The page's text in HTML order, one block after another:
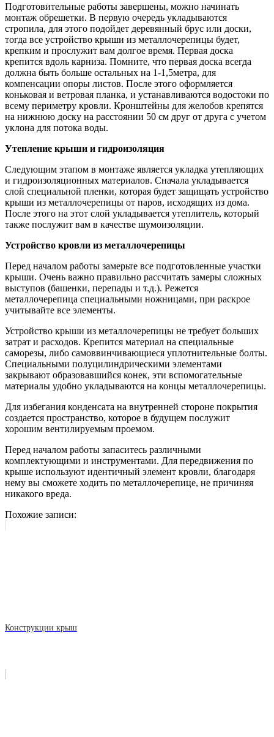
Подготовительные работы завершены, можно начинать
монтаж обрешетки. В первую очередь укладываются
стропила, для этого подойдет деревянный брус или доски,
тогда все устройство крыши из металлочерепицы будет,
крепким и прослужит вам долгое время. Первая доска
крепится вдоль карниза. Помните, что первая доска всегда
должна быть больше остальных на 1-1,5метра, для
компенсации опоры листов. После этого оформляется
коньковая и ветровая планка, и устанавливаются водостоки по
всему периметру кровли. Кронштейны для желобов крепятся
на нижнюю доску на расстоянии 50 см друг от друга с учетом
уклона для потока воды.
Утепление крыши и гидроизоляция
Следующим этапом в монтаже является укладка утепляющих
и гидроизоляционных материалов. Сначала укладывается
слой специальной пленки, которая будет защищать устройство
крыши из металлочерепицы от паров, исходящих из дома.
После этого на этот слой укладывается утеплитель, который
также послужит вам в качестве шумоизоляции.
Устройство кровли из металлочерепицы
Перед началом работы замерьте все подготовленные участки
крыши. Очень важно правильно рассчитать замеры сложных
выступов (башенки, перепады и т.д.). Режется
металлочерепица специальными ножницами, при раскрое
учитывайте все элементы.
Устройство крыши из металлочерепицы не требует больших
затрат и расходов. Крепится материал на специальные
саморезы, либо самоввинчивающиеся уплотнительные болты.
Специальными полуцилиндрическими элементами
закрывают образовавшийся конек, эти вспомогательные
материалы удобно укладываются на концы металлочерепицы.
Для избегания конденсата на внутренней стороне покрытия
создается пространство, которое в будущем послужит
хорошим вентилируемым проемом.
Перед началом работы запаситесь различными
комплектующими и инструментами. Для передвижения по
крыше используют идентичный элемент кровли, благодаря
нему вы сможете ходить по металлочерепице, не причиняя
никакого вреда.
Похожие записи:
Конструкции крыш